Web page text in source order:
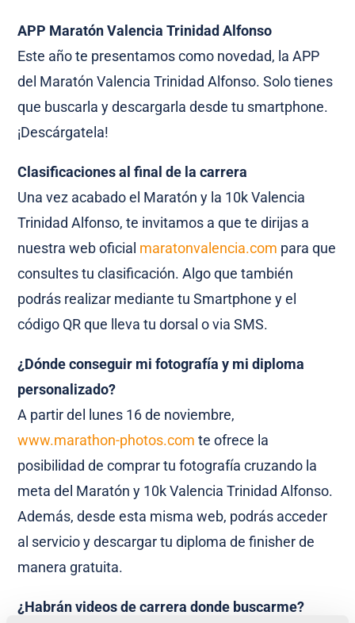
APP Maratón Valencia Trinidad Alfonso
Este año te presentamos como novedad, la APP
del Maratón Valencia Trinidad Alfonso. Solo tienes
que buscarla y descargarla desde tu smartphone.
¡Descárgatela!
Clasificaciones al final de la carrera
Una vez acabado el Maratón y la 10k Valencia
Trinidad Alfonso, te invitamos a que te dirijas a
nuestra web oficial maratonvalencia.com para que
consultes tu clasificación. Algo que también
podrás realizar mediante tu Smartphone y el
código QR que lleva tu dorsal o via SMS.
¿Dónde conseguir mi fotografía y mi diploma
personalizado?
A partir del lunes 16 de noviembre,
www.marathon-photos.com te ofrece la
posibilidad de comprar tu fotografía cruzando la
meta del Maratón y 10k Valencia Trinidad Alfonso.
Además, desde esta misma web, podrás acceder
al servicio y descargar tu diploma de finisher de
manera gratuita.
¿Habrán videos de carrera donde buscarme?